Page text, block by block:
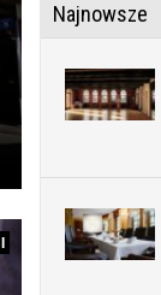
Najnowsze